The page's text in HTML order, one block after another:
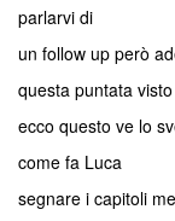
parlarvi di
un follow up però
questa puntata
ecco questo ve lo
come fa Luca
segnare i capitoli